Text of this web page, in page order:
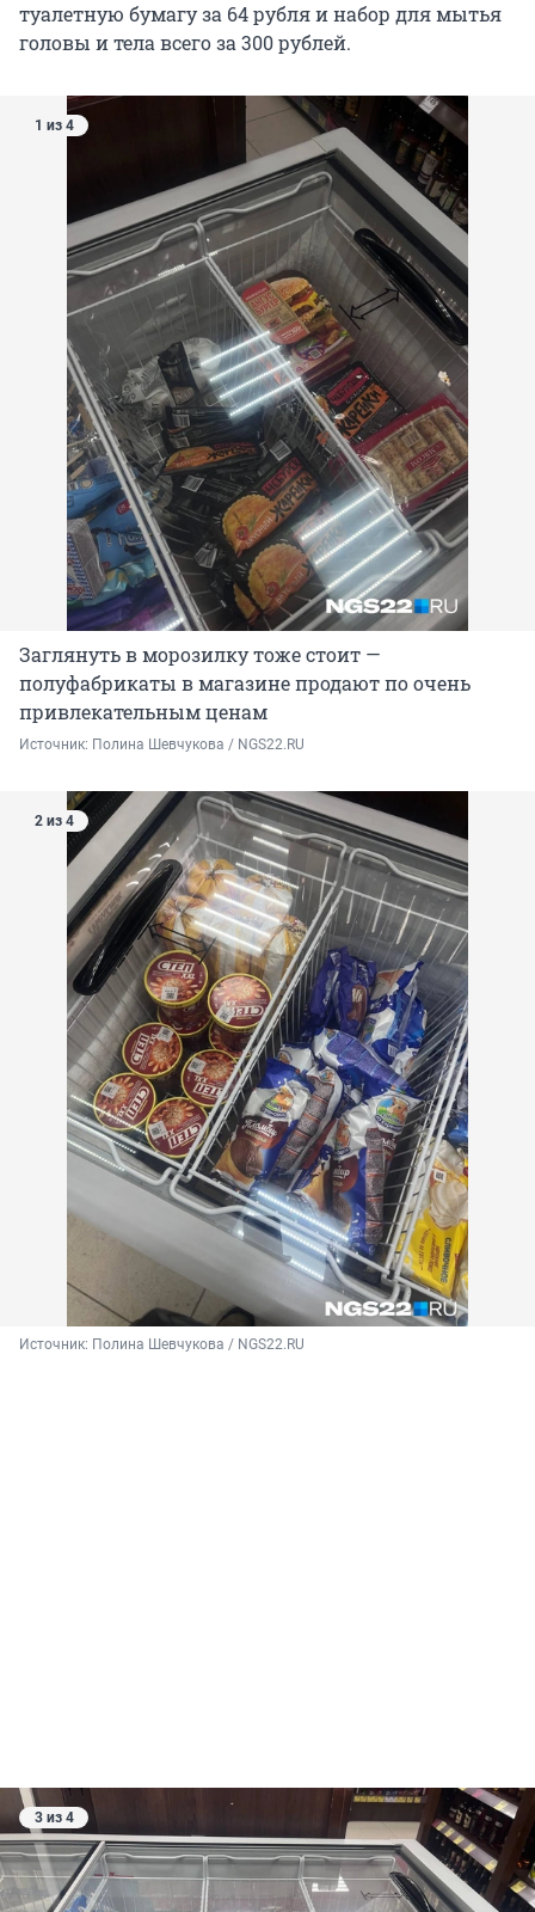
туалетную бумагу за 64 рубля и набор для мытья
головы и тела всего за 300 рублей.
1 из 4
Заглянуть в морозилку тоже стоит —
полуфабрикаты в магазине продают по очень
привлекательным ценам
Источник: Полина Шевчукова / NGS22.RU
2 из 4
Источник: Полина Шевчукова / NGS22.RU
3 из 4